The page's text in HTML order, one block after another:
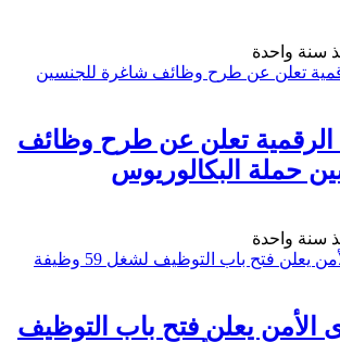
سنة واحدة
الرقمية تعلن عن طرح وظائف
حملة البكالوريوس
سنة واحدة
يعلن فتح باب التوظيف